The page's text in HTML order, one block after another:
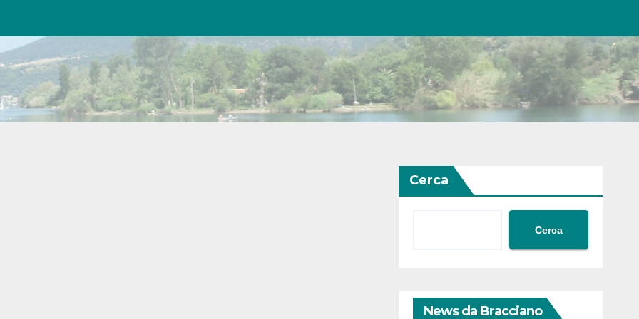
Cerca
Cerca
News da Bracciano